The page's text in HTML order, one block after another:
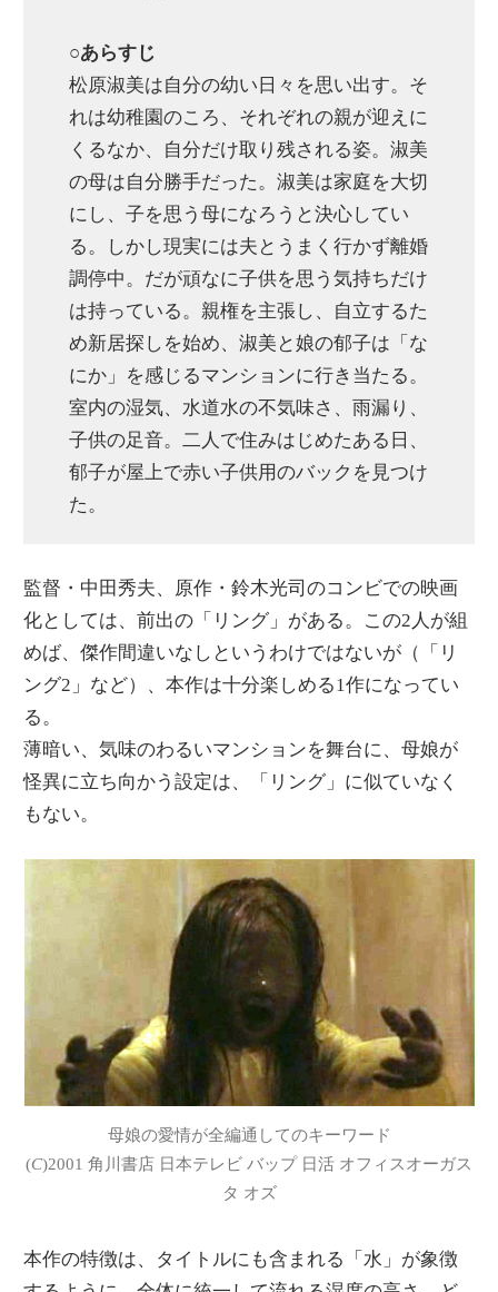
○あらすじ
松原淑美は自分の幼い日々を思い出す。そ
れは幼稚園のころ、それぞれの親が迎えに
くるなか、自分だけ取り残される姿。淑美
の母は自分勝手だった。淑美は家庭を大切
にし、子を思う母になろうと決心してい
る。しかし現実には夫とうまく行かず離婚
調停中。だが頑なに子供を思う気持ちだけ
は持っている。親権を主張し、自立するた
め新居探しを始め、淑美と娘の郁子は「な
にか」を感じるマンションに行き当たる。
室内の湿気、水道水の不気味さ、雨漏り、
子供の足音。二人で住みはじめたある日、
郁子が屋上で赤い子供用のバックを見つけ
た。
監督・中田秀夫、原作・鈴木光司のコンビでの映画
化としては、前出の「リング」がある。この2人が組
めば、傑作間違いなしというわけではないが（「リ
ング2」など）、本作は十分楽しめる1作になってい
る。
薄暗い、気味のわるいマンションを舞台に、母娘が
怪異に立ち向かう設定は、「リング」に似ていなく
もない。
母娘の愛情が全編通してのキーワード
(C)2001 角川書店 日本テレビ バップ 日活 オフィスオーガス
タ オズ
本作の特徴は、タイトルにも含まれる「水」が象徴